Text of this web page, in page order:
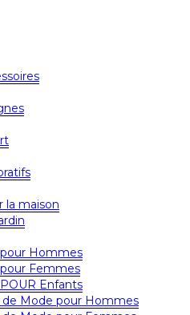
la maison
Hommes
Femmes
Enfants
de Mode pour Hommes